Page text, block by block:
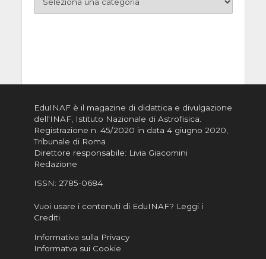
EduINAF è il magazine di didattica e divulgazione
dell'INAF, Istituto Nazionale di Astrofisica
Registrazione n. 45/2020 in data 4 giugno 2020,
Tribunale di Roma
Direttore responsabile: Livia Giacomini
Redazione
ISSN: 2785-0684
Vuoi usare i contenuti di EduINAF? Leggi i
Crediti.
Informativa sulla Privacy
Informatva sui Cookie